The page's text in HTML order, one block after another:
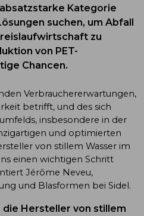
Kategorie
suchen, um Abfall
zu
von PET-
Chancen.
Verbrauchererwartungen,
betrifft, und des sich
insbesondere in der
und optimierten
von stillem Wasser im
einen wichtigen Schritt
Jérôme Neveu,
und Blasformen bei Sidel.
Hersteller von stillem